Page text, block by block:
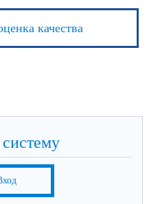
качества